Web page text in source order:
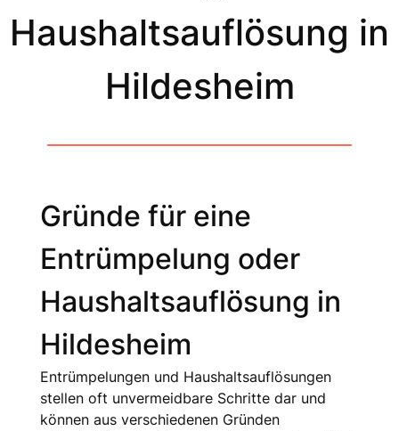
Haushaltsauflösung in
Hildesheim
Gründe für eine
Entrümpelung oder
Haushaltsauflösung in
Hildesheim
Entrümpelungen und Haushaltsauflösungen
stellen oft unvermeidbare Schritte dar und
können aus verschiedenen Gründen